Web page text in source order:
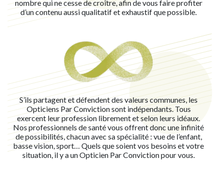
nombre qui ne cesse de croître, afin de vous faire profiter
d’un contenu aussi qualitatif et exhaustif que possible.
S’ils partagent et défendent des valeurs communes, les
Opticiens Par Conviction sont indépendants. Tous
exercent leur profession librement et selon leurs idéaux.
Nos professionnels de santé vous offrent donc une infinité
de possibilités, chacun avec sa spécialité : vue de l’enfant,
basse vision, sport… Quels que soient vos besoins et votre
situation, il y a un Opticien Par Conviction pour vous.